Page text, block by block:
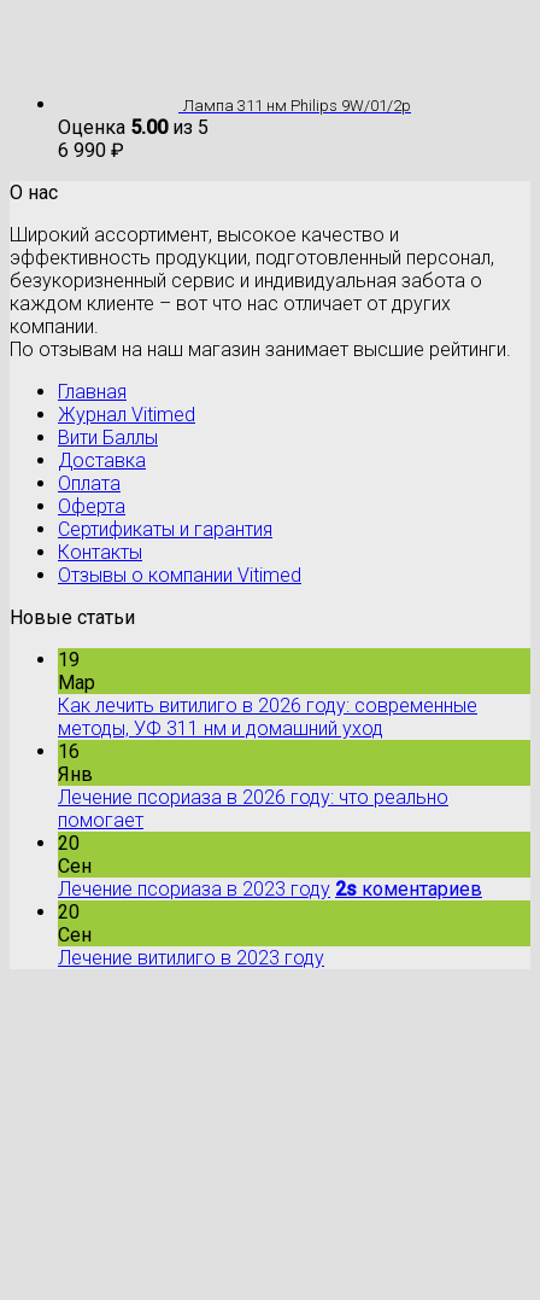
Лампа 311 нм Philips 9W/01/2p
Оценка 5.00из 5
6 990 ₽
О нас
Широкий ассортимент, высокое качество и
эффективность продукции, подготовленный персонал,
безукоризненный сервис и индивидуальная забота о
каждом клиенте – вот что нас отличает от других
компании.
По отзывам на наш магазин занимает высшие рейтинги.
Главная
Журнал Vitimed
Вити Баллы
Доставка
Оплата
Оферта
Сертификаты и гарантия
Контакты
Отзывы о компании Vitimed
Новые статьи
19
Мар
Как лечить витилиго в 2026 году: современные
методы, УФ 311 нм и домашний уход
16
Янв
Лечение псориаза в 2026 году: что реально
помогает
20
Сен
Лечение псориаза в 2023 году 2s коментариев
20
Сен
Лечение витилиго в 2023 году